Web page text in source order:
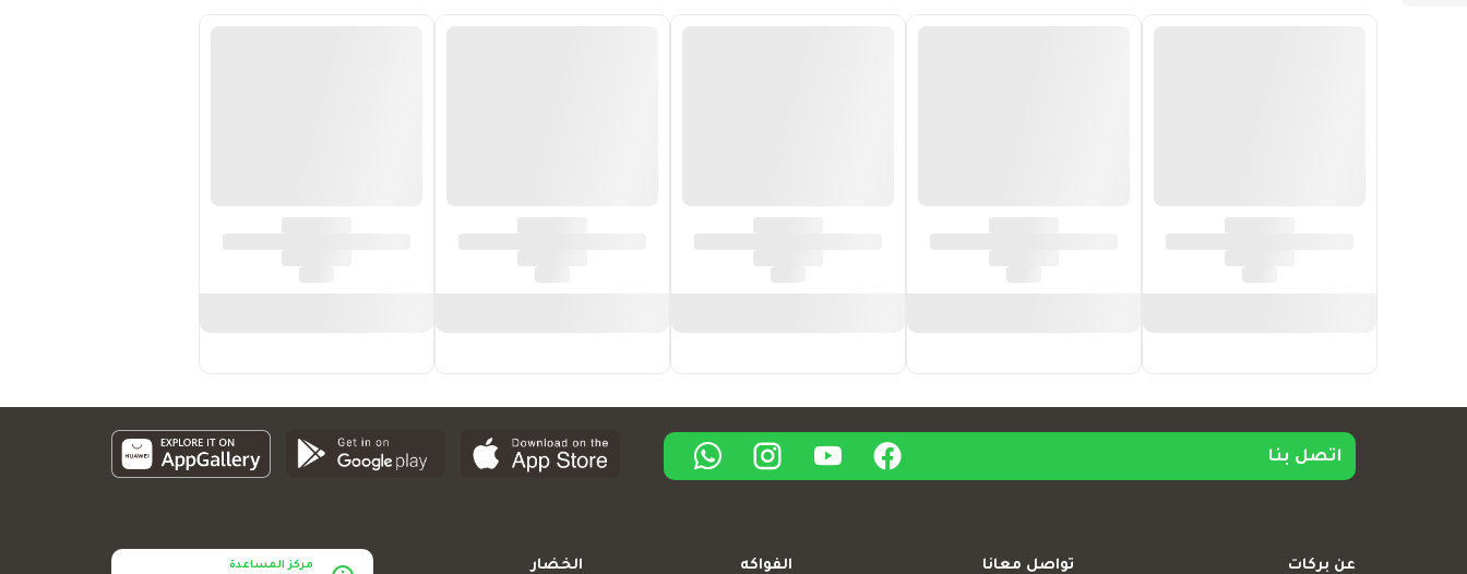
اتصل بنا
عن بركات تواصل معانا الفواكه الخضار مركز المساعدة